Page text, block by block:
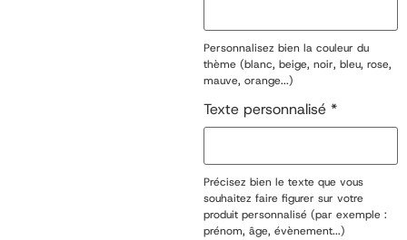
Personnalisez bien la couleur du
thème (blanc, beige, noir, bleu, rose,
mauve, orange...)
Texte personnalisé *
Précisez bien le texte que vous
souhaitez faire figurer sur votre
produit personnalisé (par exemple :
prénom, âge, évènement...)